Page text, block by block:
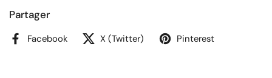
Partager
Facebook X (Twitter) Pinterest